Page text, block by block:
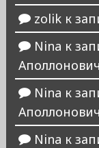
zolikк
Nina к
Аполлонович
Nina к
Аполлонович
Nina к